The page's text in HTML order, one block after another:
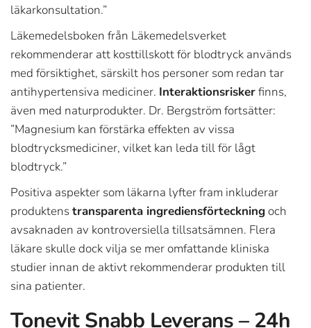
läkarkonsultation.”
Läkemedelsboken från Läkemedelsverket
rekommenderar att kosttillskott för blodtryck används
med försiktighet, särskilt hos personer som redan tar
antihypertensiva mediciner. Interaktionsriskerfinns,
även med naturprodukter. Dr. Bergström fortsätter:
”Magnesium kan förstärka effekten av vissa
blodtrycksmediciner, vilket kan leda till för lågt
blodtryck.”
Positiva aspekter som läkarna lyfter fram inkluderar
produktenstransparenta ingrediensförteckningoch
avsaknaden av kontroversiella tillsatsämnen. Flera
läkare skulle dock vilja se mer omfattande kliniska
studier innan de aktivt rekommenderar produkten till
sina patienter.
Tonevit Snabb Leverans – 24h